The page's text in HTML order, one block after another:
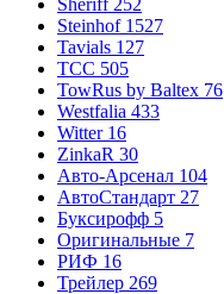
Steinhof 1527
Tavials 127
TCC 505
TowRus by Baltex 76
Westfalia 433
Witter 16
ZinkaR 30
Авто-Арсенал 104
АвтоСтандарт 27
Буксирофф 5
Оригинальные 7
РИФ 16
Трейлер 269